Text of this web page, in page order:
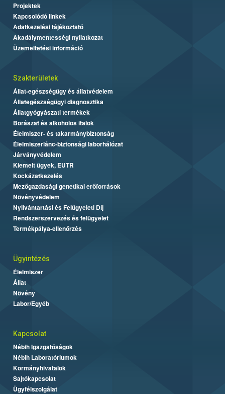
Projektek
Kapcsolódó linkek
Adatkezelési tájékoztató
Akadálymentességi nyilatkozat
Üzemeltetési információ
Szakterületek
Állat-egészségügy és állatvédelem
Állategészségügyi diagnosztika
Állatgyógyászati termékek
Borászat és alkoholos italok
Élelmiszer- és takarmánybiztonság
Élelmiszerlánc-biztonsági laborhálózat
Járványvédelem
Kiemelt ügyek, EUTR
Kockázatkezelés
Mezőgazdasági genetikai erőforrások
Növényvédelem
Nyilvántartási és Felügyeleti Díj
Rendszerszervezés és felügyelet
Termékpálya-ellenőrzés
Ügyintézés
Élelmiszer
Állat
Növény
Labor/Egyéb
Kapcsolat
Nébih Igazgatóságok
Nébih Laboratóriumok
Kormányhivatalok
Sajtókapcsolat
Ügyfélszolgálat